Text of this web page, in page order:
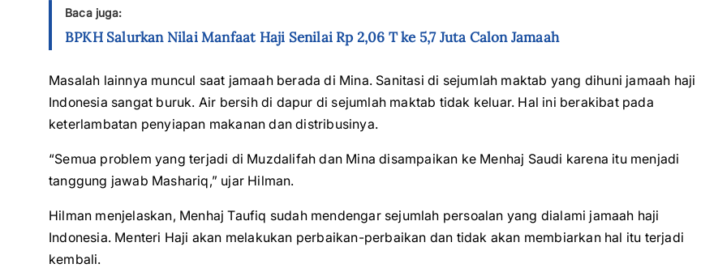
Baca juga:
BPKH Salurkan Nilai Manfaat Haji Senilai Rp 2,06 T ke 5,7 Juta Calon Jamaah
Masalah lainnya muncul saat jamaah berada di Mina. Sanitasi di sejumlah maktab yang dihuni jamaah haji
Indonesia sangat buruk. Air bersih di dapur di sejumlah maktab tidak keluar. Hal ini berakibat pada
keterlambatan penyiapan makanan dan distribusinya.
“Semua problem yang terjadi di Muzdalifah dan Mina disampaikan ke Menhaj Saudi karena itu menjadi
tanggung jawab Mashariq,” ujar Hilman.
Hilman menjelaskan, Menhaj Taufiq sudah mendengar sejumlah persoalan yang dialami jamaah haji
Indonesia. Menteri Haji akan melakukan perbaikan-perbaikan dan tidak akan membiarkan hal itu terjadi
kembali.